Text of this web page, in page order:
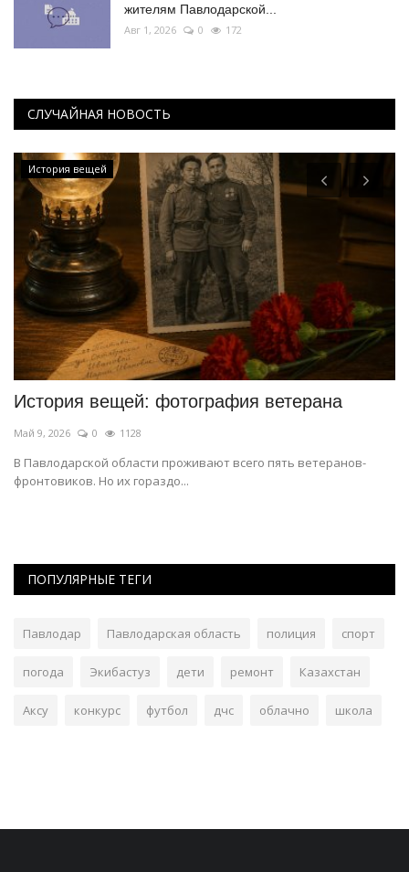
жителям Павлодарской...
Авг 1, 2026 0 172
СЛУЧАЙНАЯ НОВОСТЬ
История вещей
История вещей: фотография ветерана
Май 9, 2026 0 1128
В Павлодарской области проживают всего пять ветеранов-
фронтовиков. Но их гораздо...
ПОПУЛЯРНЫЕ ТЕГИ
Павлодар Павлодарская область полиция спорт
погода Экибастуз дети ремонт Казахстан
Аксу конкурс футбол дчс облачно школа